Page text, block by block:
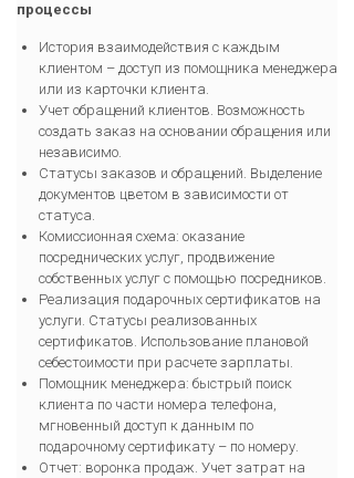
процессы
История взаимодействия с каждым
клиентом – доступ из помощника менеджера
или из карточки клиента.
Учет обращений клиентов. Возможность
создать заказ на основании обращения или
независимо.
Статусы заказов и обращений. Выделение
документов цветом в зависимости от
статуса.
Комиссионная схема: оказание
посреднических услуг, продвижение
собственных услуг с помощью посредников.
Реализация подарочных сертификатов на
услуги. Статусы реализованных
сертификатов. Использование плановой
себестоимости при расчете зарплаты.
Помощник менеджера: быстрый поиск
клиента по части номера телефона,
мгновенный доступ к данным по
подарочному сертификату – по номеру.
Отчет: воронка продаж. Учет затрат на